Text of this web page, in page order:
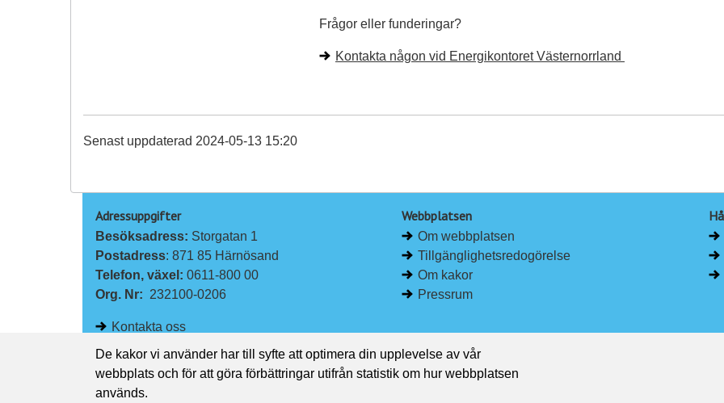
Frågor eller funderingar?
Kontakta någon vid Energikontoret Västernorrland
Senast uppdaterad 2024-05-13 15:20
Adressuppgifter
Besöksadress: Storgatan 1
Postadress: 871 85 Härnösand
Telefon, växel: 0611-800 00
Org. Nr: 232100-0206
Kontakta oss
Webbplatsen
Om webbplatsen
Tillgänglighetsredogörelse
Om kakor
Pressrum
De kakor vi använder har till syfte att optimera din upplevelse av vår
webbplats och för att göra förbättringar utifrån statistik om hur webbplatsen
används.